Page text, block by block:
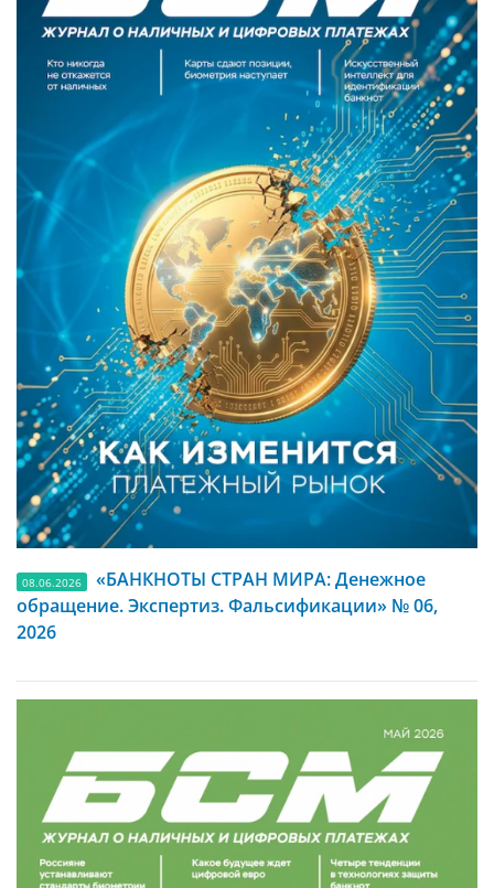
08.06.2026
«БАНКНОТЫ СТРАН МИРА: Денежное
обращение. Экспертиз. Фальсификации» № 06,
2026